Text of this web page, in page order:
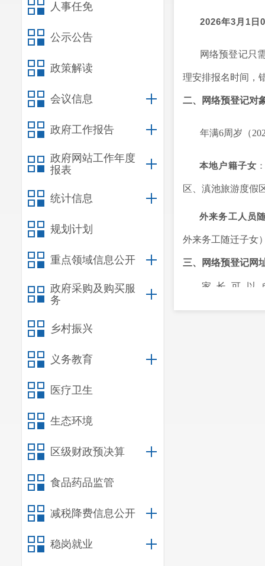
人事任免
公示公告
政策解读
会议信息
政府工作报告
政府网站工作年度
报表
统计信息
规划计划
重点领域信息公开
政府采购及购买服
务
乡村振兴
义务教育
医疗卫生
生态环境
区级财政预决算
食品药品监管
减税降费信息公开
稳岗就业
2026年3月1日
网络预登记只
理安排报名时间，
二、网络预登记对
年满6周岁（
本地户籍子女
区、滇池旅游度假
外来务工人员
外来务工随迁子女
三、网络预登记网
家长可以